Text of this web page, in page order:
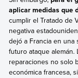
aplicar medidas que
cumplir el Tratado de
negativa
dejó a Francia en
futuro ataque
reparaciones no solo
económica francesa,